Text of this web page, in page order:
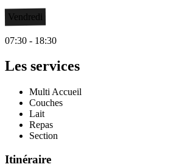
Vendredi
07:30 - 18:30
Les services
Multi Accueil
Couches
Lait
Repas
Section
Itinéraire